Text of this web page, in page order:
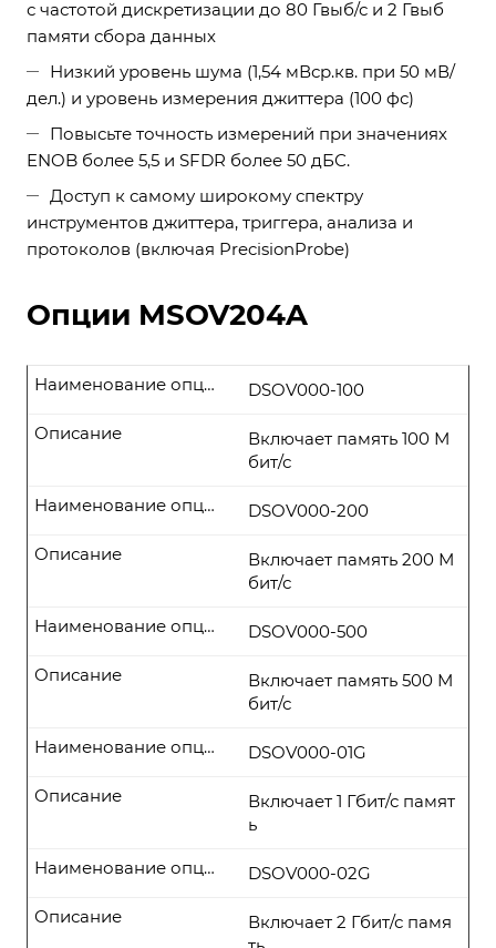
с частотой дискретизации до 80 Гвыб/с и 2 Гвыб
памяти сбора данных
Низкий уровень шума (1,54 мВср.кв. при 50 мВ/
дел.) и уровень измерения джиттера (100 фс)
Повысьте точность измерений при значениях
ENOB более 5,5 и SFDR более 50 дБС.
Доступ к самому широкому спектру
инструментов джиттера, триггера, анализа и
протоколов (включая PrecisionProbe)
Опции MSOV204A
DSOV000-100
Наименование опции
Включает память 100 М
бит/с
Описание
DSOV000-200
Наименование опции
Включает память 200 М
бит/с
Описание
DSOV000-500
Наименование опции
Включает память 500 М
бит/с
Описание
DSOV000-01G
Наименование опции
Включает 1 Гбит/с памят
ь
Описание
DSOV000-02G
Наименование опции
Включает 2 Гбит/с памя
Описание